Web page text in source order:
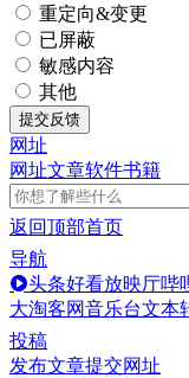
重定向&变更
已屏蔽
敏感内容
其他
提交反馈
网址
网址文章软件书籍
返回顶部首页
导航
头条好看放映厅哔
大淘客网音乐台文本
投稿
发布文章提交网址